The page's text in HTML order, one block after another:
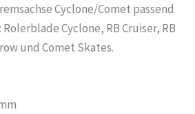
Cyclone/Comet passend
Cyclone, RB Cruiser, RB
und Comet Skates.